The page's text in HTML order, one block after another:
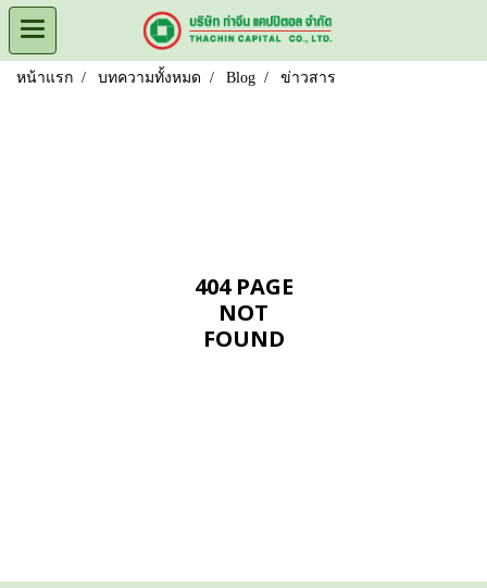
หน้าแรก บทความทั้งหมด Blog ข่าวสาร
404 PAGE
NOT
FOUND